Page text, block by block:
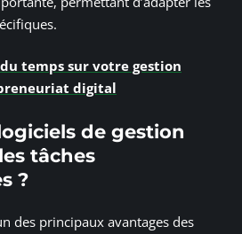
temps sur votre gestion
digital
de gestion
tâches
?
des principaux avantages des